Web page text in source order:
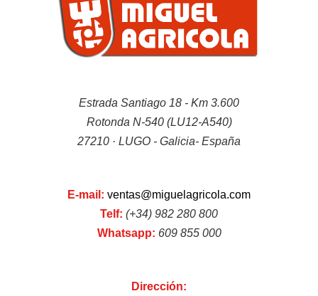
Estrada Santiago 18 - Km 3.600
Rotonda N-540 (LU12-A540)
27210 · LUGO - Galicia- España
E-mail: ventas@miguelagricola.com
Telf: (+34) 982 280 800
Whatsapp: 609 855 000
Dirección: